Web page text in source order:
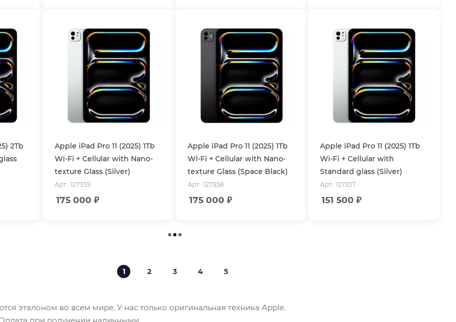
2Tb
Apple iPad Pro 11 (2025) 1Tb
Wi-Fi + Cellular with Nano-
texture Glass (Silver)
Арт.: 127359
175 000 ₽
Apple iPad Pro 11 (2025) 1Tb
Wi-Fi + Cellular with Nano-
texture Glass (Space Black)
Арт.: 127358
175 000 ₽
Apple iPad Pro 11 (2025) 1Tb
Wi-Fi + Cellular with
Standard glass (Silver)
Арт.: 127357
151 500 ₽
1 2 3 4 5
эталоном во всем мире. У нас только оригинальная техника Apple.